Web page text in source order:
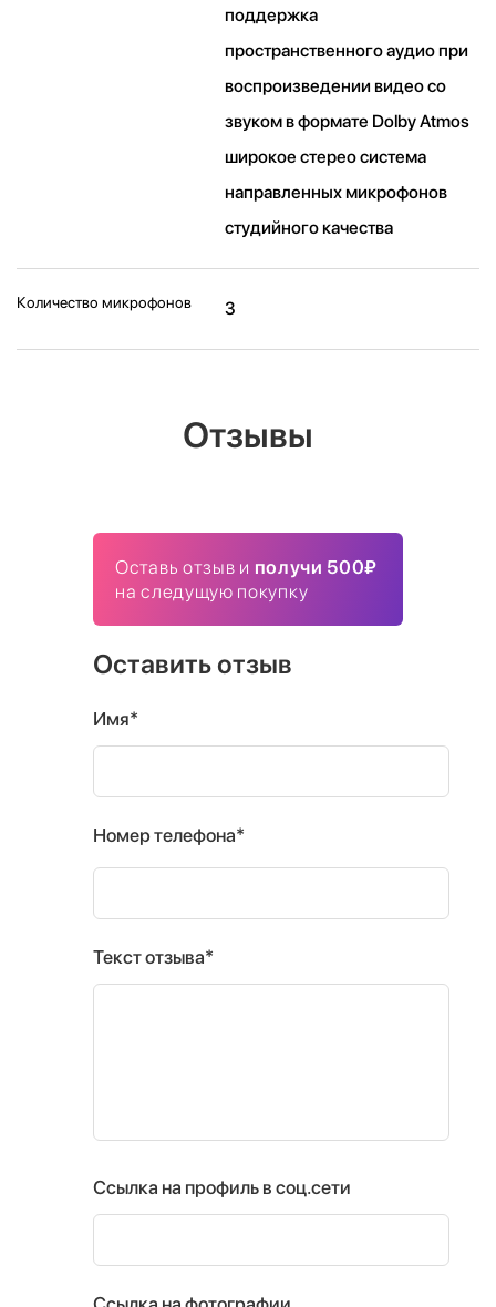
поддержка
пространственного аудио при
воспроизведении видео со
звуком в формате Dolby Atmos
широкое стерео система
направленных микрофонов
студийного качества
Количество микрофонов 3
Отзывы
Оставь отзыв и получи 500₽
на следущую покупку
Оставить отзыв
Имя*
Номер телефона*
Текст отзыва*
Ссылка на профиль в соц.сети